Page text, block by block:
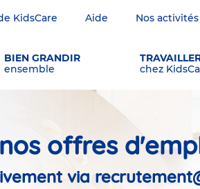
KidsCare Aide Nos activités
BIEN GRANDIR
ensemble
chez
offres
via